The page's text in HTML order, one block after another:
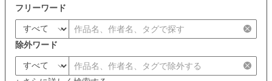
フリーワード
除外ワード